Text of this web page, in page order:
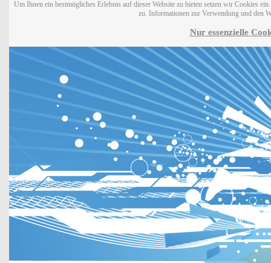
Um Ihnen ein bestmögliches Erlebnis auf dieser Website zu bieten setzen wir Cookies
zu. Informationen zur Verwendung und den
Nur essenzielle